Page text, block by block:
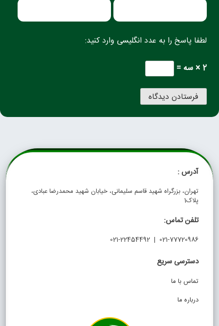
لطفا پاسخ را به عدد انگلیسی وارد کنید:
2 × سه =
آدرس :
تهران، بزرگراه شهید قاسم سلیمانی، خیابان شهید محمدرضا عبادی،
پلاک1
تلفن تماس:
021-77720986 | 021-22454492
دسترسی سریع
تماس با ما
درباره ما